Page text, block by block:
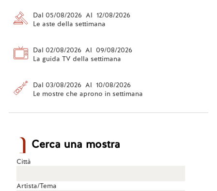
Dal 05/08/2026 Al 12/08/2026
Le aste della settimana
Dal 02/08/2026 Al 09/08/2026
La guida TV della settimana
Dal 03/08/2026 Al 10/08/2026
Le mostre che aprono in settimana
Cerca una mostra
Città
Artista/Tema